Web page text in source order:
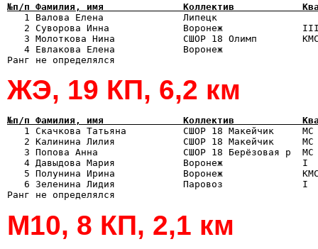
№п/п Фамилия, имя              Коллектив            Квал
1 Валова Елена              Липецк
2 Суворова Инна             Воронеж
3 Молоткова Нина            СШОР 18 Олимп
4 Евлакова Елена            Воронеж
ЖЭ, 19 КП, 6,2 км
№п/п Фамилия, имя              Коллектив            Квал
1 Скачкова Татьяна          СШОР 18 Макейчик
2 Калинина Лилия            СШОР 18 Макейчик
3 Попова Анна               СШОР 18 Берёзовая р
4 Давыдова Мария            Воронеж
5 Полунина Ирина            Воронеж
6 Зеленина Лидия            Паровоз
М10, 8 КП, 2,1 км